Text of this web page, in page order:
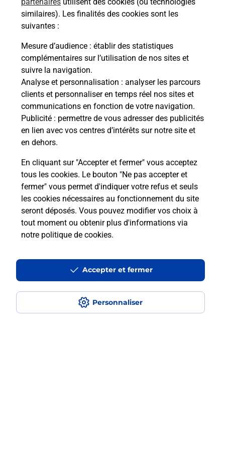
similaires). Les finalités des cookies sont les
suivantes :
Mesure d’audience : établir des statistiques
complémentaires sur l’utilisation de nos sites et
suivre la navigation.
Analyse et personnalisation : analyser les parcours
clients et personnaliser en temps réel nos sites et
communications en fonction de votre navigation.
Publicité : permettre de vous adresser des publicités
en lien avec vos centres d’intérêts sur notre site et
en dehors.
En cliquant sur "Accepter et fermer" vous acceptez
tous les cookies. Le bouton "Ne pas accepter et
fermer" vous permet d'indiquer votre refus et seuls
les cookies nécessaires au fonctionnement du site
seront déposés. Vous pouvez modifier vos choix à
tout moment ou obtenir plus d'informations via
notre politique de cookies.
Personnaliser
Accepter et fermer
Envoyer un colis
Vous souhaitez envoyer un colis depuis : NANCY
PORTE SAINT GEORGES (54000) ? Découvrez
toutes les solutions proposées par La Poste.
En savoir plus
Questions fréquemment posées
médaillon d’alarme qu’est ce que
Comment fonctionne la
téléassistance classique ?